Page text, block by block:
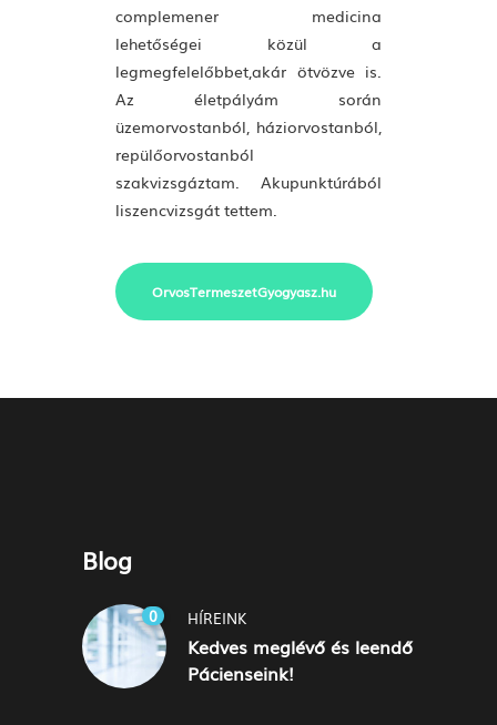
complemener medicina
lehetőségei közül a
legmegfelelőbbet,akár ötvözve is.
Az életpályám során
üzemorvostanból, háziorvostanból,
repülőorvostanból
szakvizsgáztam. Akupunktúrából
liszencvizsgát tettem.
OrvosTermeszetGyogyasz.hu
Blog
0 HÍREINK
Kedves meglévő és leendő
Pácienseink!